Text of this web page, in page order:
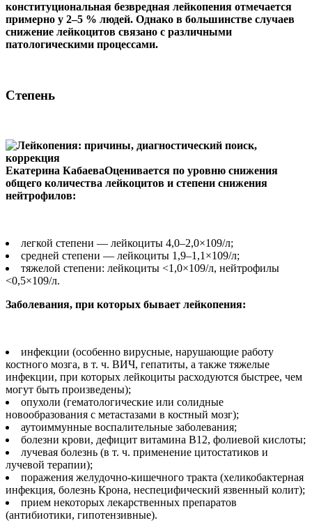
конституциональная безвредная лейкопения отмечается
примерно у 2–5 % людей. Однако в большинстве случаев
снижение лейкоцитов связано с различными
патологическими процессами.
Степень
Екатерина КабаеваОценивается по уровню снижения
общего количества лейкоцитов и степени снижения
нейтрофилов:
легкой степени — лейкоциты 4,0–2,0×109/л;
средней степени — лейкоциты 1,9–1,1×109/л;
тяжелой степени: лейкоциты <1,0×109/л, нейтрофилы
<0,5×109/л.
Заболевания, при которых бывает лейкопения:
инфекции (особенно вирусные, нарушающие работу
костного мозга, в т. ч. ВИЧ, гепатиты, а также тяжелые
инфекции, при которых лейкоциты расходуются быстрее, чем
могут быть произведены);
опухоли (гематологические или солидные
новообразования с метастазами в костный мозг);
аутоиммунные воспалительные заболевания;
болезни крови, дефицит витамина В12, фолиевой кислоты;
лучевая болезнь (в т. ч. применение цитостатиков и
лучевой терапии);
поражения желудочно-кишечного тракта (хеликобактерная
инфекция, болезнь Крона, неспецифический язвенный колит);
прием некоторых лекарственных препаратов
(антибиотики, гипотензивные).